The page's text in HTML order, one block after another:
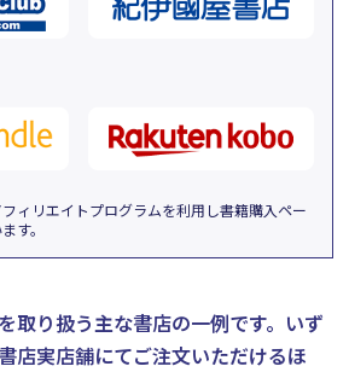
ィリエイトプログラムを利用し書籍購入ペー
す。
取り扱う主な書店の一例です。 いず
店実店舗にてご注文いただけるほ